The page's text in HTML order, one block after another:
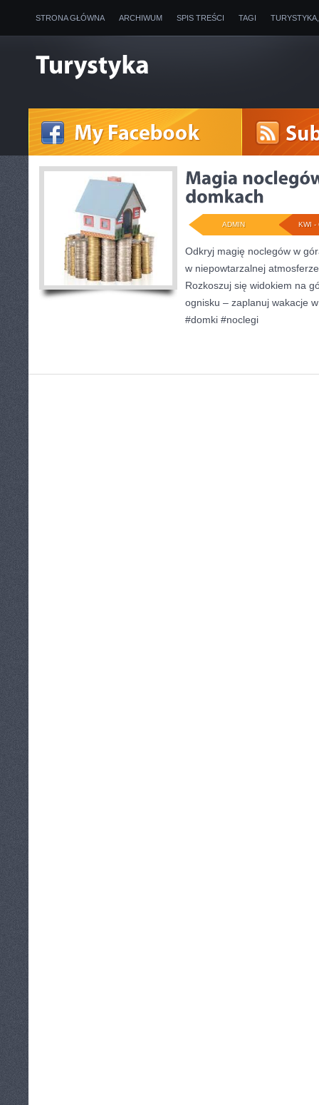
STRONA GŁÓWNA ARCHIWUM SPIS TREŚCI TAGI
KWI -
ADMIN
Odkryj magię noclegów w
w niepowtarzalnej
Rozkoszuj się widokiem na
ognisku – zaplanuj wakacje
#domki #noclegi